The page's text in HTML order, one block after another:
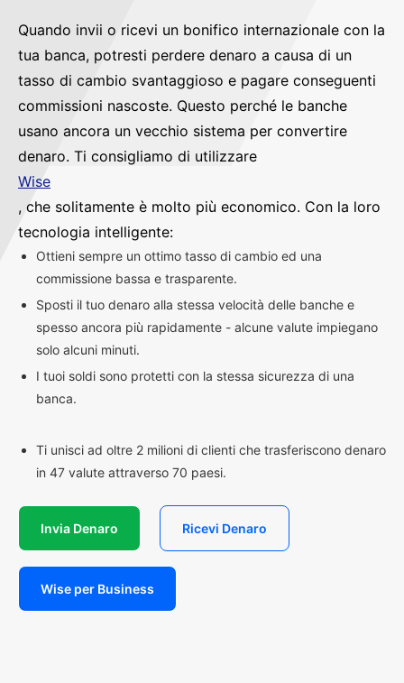
Quando invii o ricevi un bonifico internazionale con la
tua banca, potresti perdere denaro a causa di un
tasso di cambio svantaggioso e pagare conseguenti
commissioni nascoste. Questo perché le banche
usano ancora un vecchio sistema per convertire
denaro. Ti consigliamo di utilizzare
Wise
, che solitamente è molto più economico. Con la loro
tecnologia intelligente:
Ottieni sempre un ottimo tasso di cambio ed una
commissione bassa e trasparente.
Sposti il tuo denaro alla stessa velocità delle banche e
spesso ancora più rapidamente - alcune valute impiegano
solo alcuni minuti.
I tuoi soldi sono protetti con la stessa sicurezza di una
banca.
Ti unisci ad oltre 2 milioni di clienti che trasferiscono denaro
in 47 valute attraverso 70 paesi.
Invia Denaro Ricevi Denaro
Wise per Business